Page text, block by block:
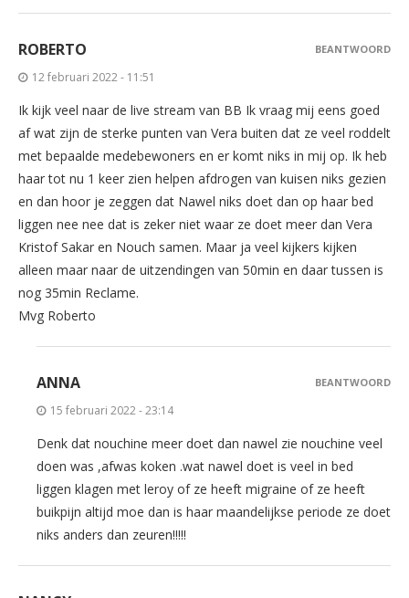
ROBERTO
12 februari 2022 - 11:51
Ik kijk veel naar de live stream van BB Ik vraag mij eens goed
af wat zijn de sterke punten van Vera buiten dat ze veel roddelt
met bepaalde medebewoners en er komt niks in mij op. Ik heb
haar tot nu 1 keer zien helpen afdrogen van kuisen niks gezien
en dan hoor je zeggen dat Nawel niks doet dan op haar bed
liggen nee nee dat is zeker niet waar ze doet meer dan Vera
Kristof Sakar en Nouch samen. Maar ja veel kijkers kijken
alleen maar naar de uitzendingen van 50min en daar tussen is
nog 35min Reclame.
Mvg Roberto
BEANTWOORD
ANNA
15 februari 2022 - 23:14
Denk dat nouchine meer doet dan nawel zie nouchine veel
doen was ,afwas koken .wat nawel doet is veel in bed
liggen klagen met leroy of ze heeft migraine of ze heeft
buikpijn altijd moe dan is haar maandelijkse periode ze doet
niks anders dan zeuren!!!!!
BEANTWOORD